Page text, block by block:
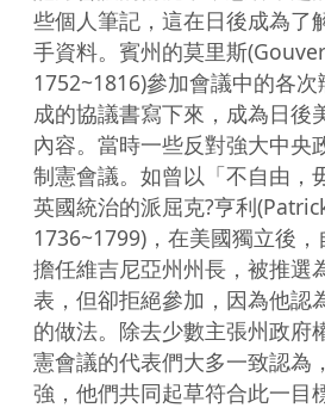
些個人筆記，這在日後成為了
手資料。賓州的莫里斯
1752~1816)參加會議中的各
成的協議書寫下來，成為日後
內容。當時一些反對強大中央
制憲會議。如曾以「不自由，
英國統治的派屈克?亨利
1736~1799)，在美國獨立後
擔任維吉尼亞州州長，被推選
表，但卻拒絕參加，因為他認
的做法。除去少數主張州政府
憲會議的代表們大多一致認為
強，他們共同起草符合此一目